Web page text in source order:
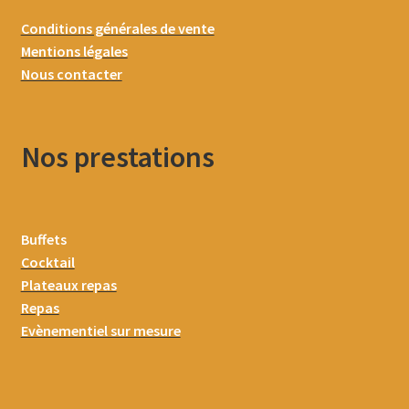
Conditions générales de vente
Mentions légales
Nous contacter
Nos prestations
Buffets
Cocktail
Plateaux repas
Repas
Evènementiel sur mesure